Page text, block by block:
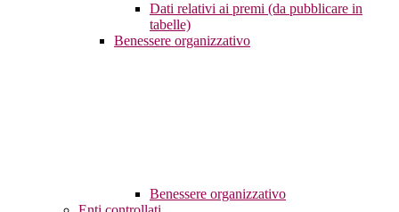
Dati relativi ai premi (da pubblicare in
tabelle)
Benessere organizzativo
Benessere organizzativo